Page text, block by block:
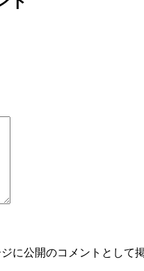
公開のコメントとして